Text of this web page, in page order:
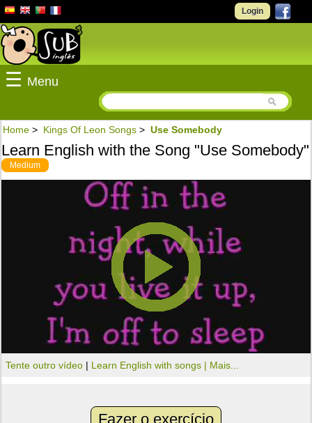
Login
☰ Menu
Home > Kings Of Leon Songs > Use Somebody
Learn English with the Song "Use Somebody"
Medium
Tente outro vídeo | Learn English with songs | Mais...
Fazer o exercício